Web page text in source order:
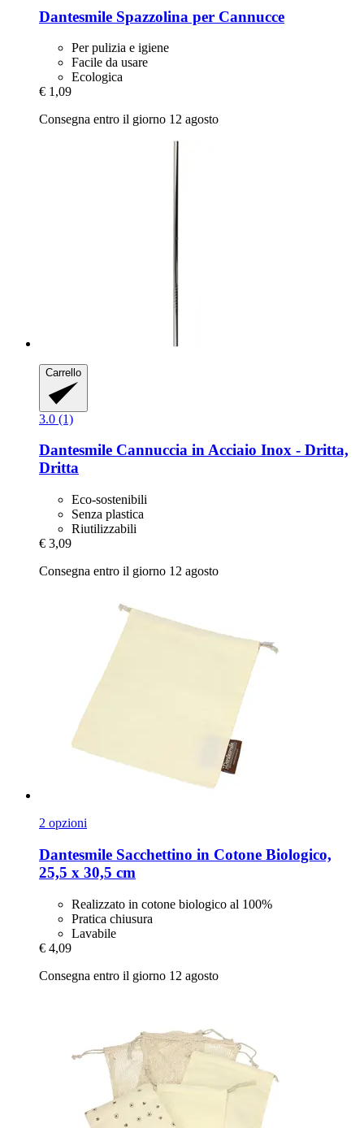
Dantesmile Spazzolina per Cannucce
Per pulizia e igiene
Facile da usare
Ecologica
€ 1,09
Consegna entro il giorno 12 agosto
Carrello
3.0 (1)
Dantesmile Cannuccia in Acciaio Inox -​ Dritta,
Dritta
Eco-sostenibili
Senza plastica
Riutilizzabili
€ 3,09
Consegna entro il giorno 12 agosto
2 opzioni
Dantesmile Sacchettino in Cotone Biologico,
25,5 x 30,5 cm
Realizzato in cotone biologico al 100%
Pratica chiusura
Lavabile
€ 4,09
Consegna entro il giorno 12 agosto